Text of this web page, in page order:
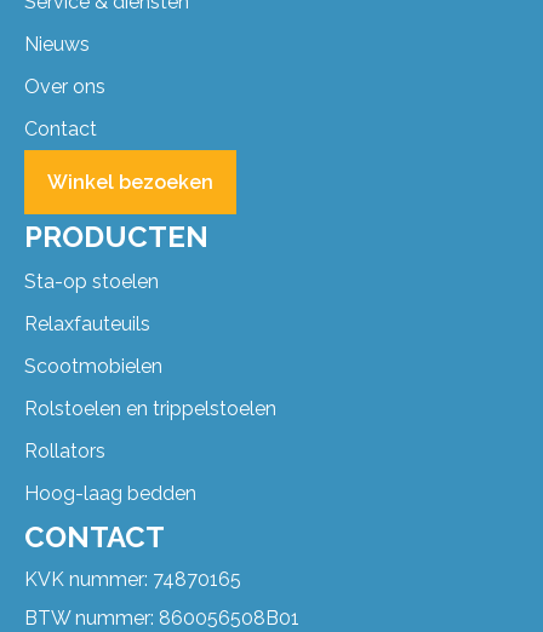
Nieuws
Over ons
Contact
Winkel bezoeken
PRODUCTEN
Sta-op stoelen
Relaxfauteuils
Scootmobielen
Rolstoelen en trippelstoelen
Rollators
Hoog-laag bedden
CONTACT
KVK nummer: 74870165
BTW nummer: 860056508B01